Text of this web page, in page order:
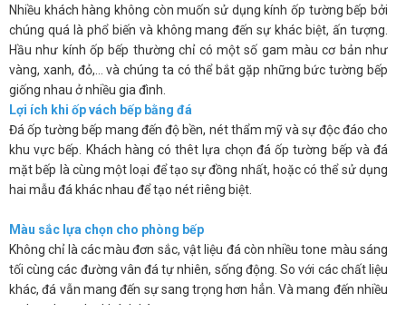
Nhiều khách hàng không còn muốn sử dụng kính ốp tường bếp bởi
chúng quá là phổ biến và không mang đến sự khác biệt, ấn tượng.
Hầu như kính ốp bếp thường chỉ có một số gam màu cơ bản như
vàng, xanh, đỏ,… và chúng ta có thể bắt gặp những bức tường bếp
giống nhau ở nhiều gia đình.
Lợi ích khi ốp vách bếp bằng đá
Đá ốp tường bếp mang đến độ bền, nét thẩm mỹ và sự độc đáo cho
khu vực bếp. Khách hàng có thêt lựa chọn đá ốp tường bếp và đá
mặt bếp là cùng một loại để tạo sự đồng nhất, hoặc có thể sử dụng
hai mẫu đá khác nhau để tạo nét riêng biệt.
Màu sắc lựa chọn cho phòng bếp
Không chỉ là các màu đơn sắc, vật liệu đá còn nhiều tone màu sáng
tối cùng các đường vân đá tự nhiên, sống động. So với các chất liệu
khác, đá vẫn mang đến sự sang trọng hơn hẳn. Và mang đến nhiều
sự lựa chọn cho khách hàng.